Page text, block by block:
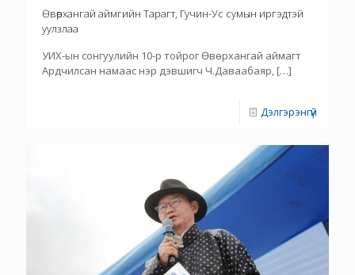
Өвөрхангай аймгийн Тарагт, Гучин-Ус сумын иргэдтэй
уулзлаа
УИХ-ын сонгуулийн 10-р тойрог Өвөрхангай аймагт
Ардчилсан намаас нэр дэвшигч Ч.Даваабаяр, […]
Дэлгэрэнгүй